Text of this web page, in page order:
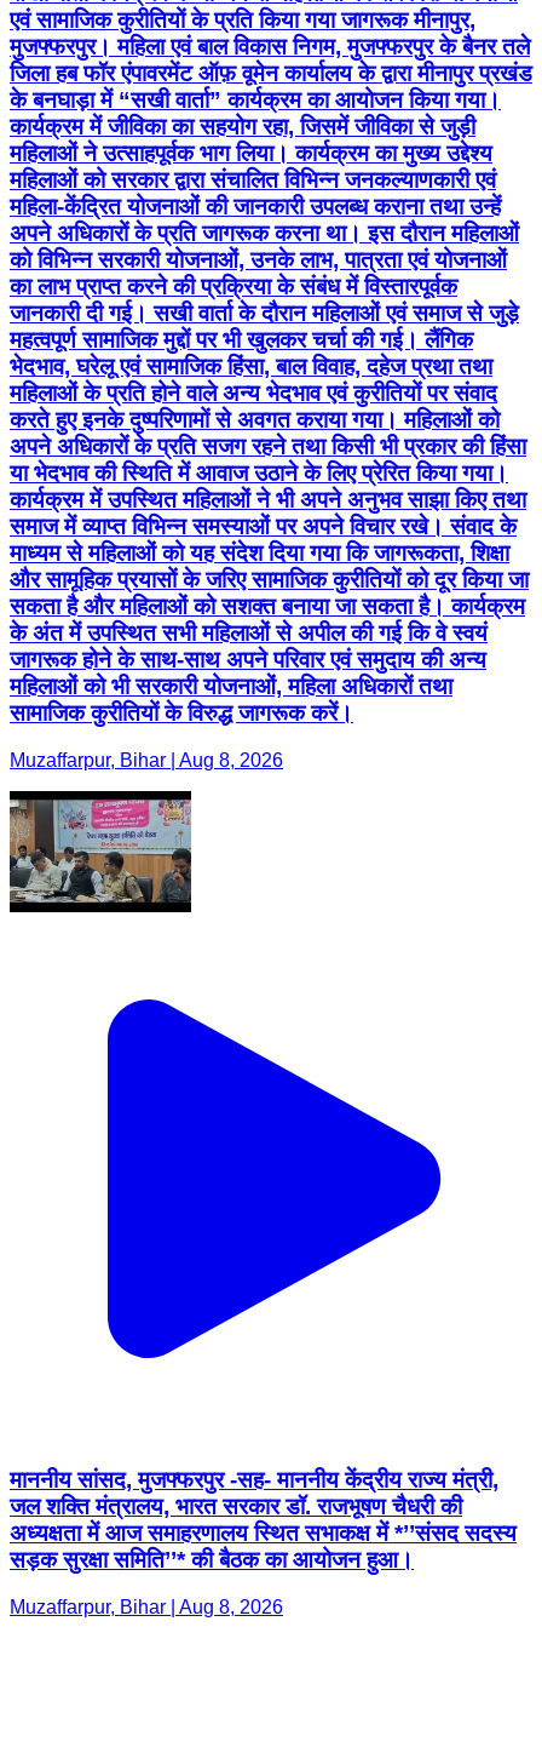
महिलाओं ने उत्साहपूर्वक भाग लिया। कार्यक्रम का मुख्य उद्देश्य
महिलाओं को सरकार द्वारा संचालित विभिन्न जनकल्याणकारी एवं
महिला-केंद्रित योजनाओं की जानकारी उपलब्ध कराना तथा उन्हें
अपने अधिकारों के प्रति जागरूक करना था। इस दौरान महिलाओं
को विभिन्न सरकारी योजनाओं, उनके लाभ, पात्रता एवं योजनाओं
का लाभ प्राप्त करने की प्रक्रिया के संबंध में विस्तारपूर्वक
जानकारी दी गई। सखी वार्ता के दौरान महिलाओं एवं समाज से जुड़े
महत्वपूर्ण सामाजिक मुद्दों पर भी खुलकर चर्चा की गई। लैंगिक
भेदभाव, घरेलू एवं सामाजिक हिंसा, बाल विवाह, दहेज प्रथा तथा
महिलाओं के प्रति होने वाले अन्य भेदभाव एवं कुरीतियों पर संवाद
करते हुए इनके दुष्परिणामों से अवगत कराया गया। महिलाओं को
अपने अधिकारों के प्रति सजग रहने तथा किसी भी प्रकार की हिंसा
या भेदभाव की स्थिति में आवाज उठाने के लिए प्रेरित किया गया।
कार्यक्रम में उपस्थित महिलाओं ने भी अपने अनुभव साझा किए तथा
समाज में व्याप्त विभिन्न समस्याओं पर अपने विचार रखे। संवाद के
माध्यम से महिलाओं को यह संदेश दिया गया कि जागरूकता, शिक्षा
और सामूहिक प्रयासों के जरिए सामाजिक कुरीतियों को दूर किया जा
सकता है और महिलाओं को सशक्त बनाया जा सकता है। कार्यक्रम
के अंत में उपस्थित सभी महिलाओं से अपील की गई कि वे स्वयं
जागरूक होने के साथ-साथ अपने परिवार एवं समुदाय की अन्य
महिलाओं को भी सरकारी योजनाओं, महिला अधिकारों तथा
सामाजिक कुरीतियों के विरुद्ध जागरूक करें।
Muzaffarpur, Bihar | Aug 8, 2026
माननीय सांसद, मुजफ्फरपुर -सह- माननीय केंद्रीय राज्य मंत्री,
जल शक्ति मंत्रालय, भारत सरकार डॉ. राजभूषण चैधरी की
Muzaffarpur, Bihar | Aug 8, 2026